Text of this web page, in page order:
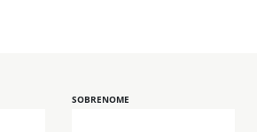
SOBRENOME